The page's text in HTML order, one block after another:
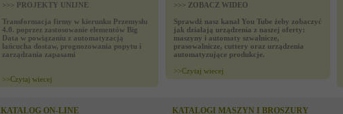
>>> PROJEKTY UNIJNE
Transformacja firmy w kierunku Przemysłu
4.0. poprzez zastosowanie elementów Big
Data w powiązaniu z automatyzacją
łańcucha dostaw, prognozowania popytu i
zarządzania zapasami
>>Czytaj wiecej
>>> ZOBACZ WIDEO
Sprawdź nasz kanał You Tube żeby zobaczyć
jak działają urządzenia z naszej oferty:
maszyny i automaty szwalnicze,
prasowalnicze, cuttery oraz urządzenia
automatyzujące produkcje.
>>Czytaj wiecej
KATALOG ON-LINE KATALOGI MASZYN I BROSZURY